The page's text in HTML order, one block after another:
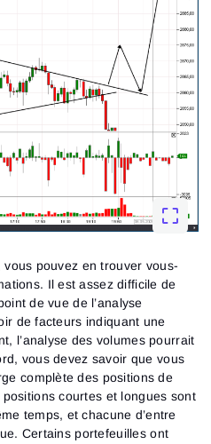
pouvez en trouver vous-
Il est assez difficile de
de vue de l’analyse
de facteurs indiquant une
l’analyse des volumes pourrait
vous devez savoir que vous
complète des positions de
courtes et longues sont
temps, et chacune d’entre
Certains portefeuilles ont